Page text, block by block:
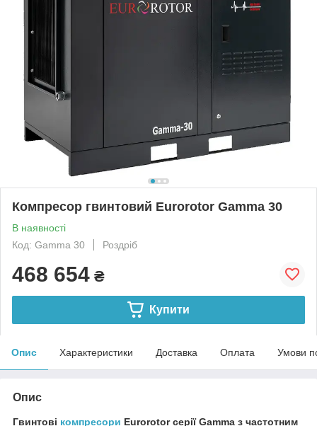
Компресор гвинтовий Eurorotor Gamma 30
В наявності
Код: Gamma 30
Роздріб
468 654 ₴
Купити
Опис Характеристики Доставка Оплата Умови
Опис
Гвинтові компресори Eurorotor серії Gamma з частотним